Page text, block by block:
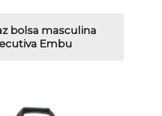
bolsa masculina
Embu